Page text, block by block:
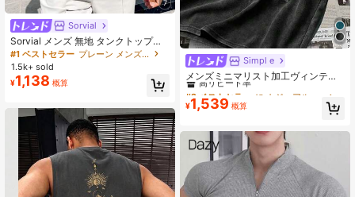
7
Sorvial
Sorvial メンズ 無地 タンクトップ、
ホリデー
#1 ベストセラー
プレーン メンズタンクトップ
1.5k+ sold
¥1,138 概算
Simpl e
メンズミニマリスト加工ヴィンテー
ジラウンドネックノースリーブカジ
ュアルタンクトップ
#2 ベストセラー
高リピート率
#2 ベストセラー
高リピート率
#2 ベストセラー
高リピート率
高リピート率
¥1,539 概算